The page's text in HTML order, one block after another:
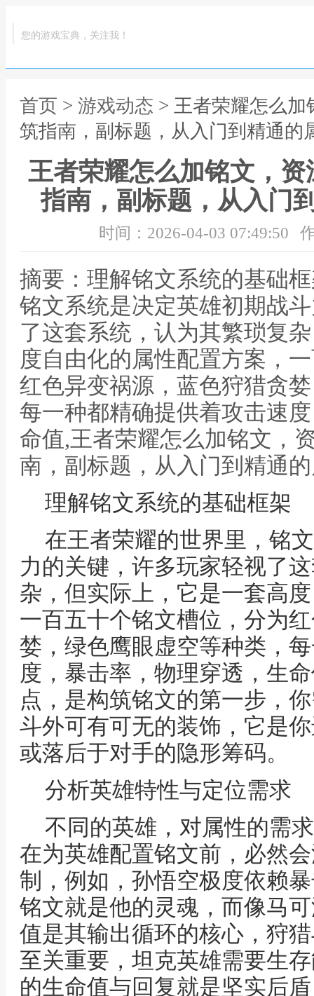
您的游戏宝典，关注我！
首页 > 游戏动态 > 王者荣耀怎么
筑指南，副标题，从入门到精通的
王者荣耀怎么加铭文，
指南，副标题，从入门
时间：2026-04-03 07:49:50
摘要：理解铭文系统的基础
铭文系统是决定英雄初期战
了这套系统，认为其繁琐复
度自由化的属性配置方案，
红色异变祸源，蓝色狩猎贪
每一种都精确提供着攻击速
命值,王者荣耀怎么加铭文，
南，副标题，从入门到精通
理解铭文系统的基础框架
在王者荣耀的世界里，铭
力的关键，许多玩家轻视了
杂，但实际上，它是一套高
一百五十个铭文槽位，分为
婪，绿色鹰眼虚空等种类，
度，暴击率，物理穿透，生
点，是构筑铭文的第一步，
斗外可有可无的装饰，它是
或落后于对手的隐形筹码。
分析英雄特性与定位需求
不同的英雄，对属性的需
在为英雄配置铭文前，必然
制，例如，孙悟空极度依赖
铭文就是他的灵魂，而像马
值是其输出循环的核心，狩
至关重要，坦克英雄需要生
的生命值与回复就是坚实后